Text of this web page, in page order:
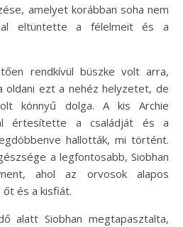
amelyet korábban soha nem
eltüntette a félelmeit és a
rendkívül büszke volt arra,
oldani ezt a nehéz helyzetet, de
könnyű dolga. A kis Archie
értesítette a családját és a
hallották, mi történt.
a legfontosabb, Siobhan
ahol az orvosok alapos
és a kisfiát.
alatt Siobhan megtapasztalta,